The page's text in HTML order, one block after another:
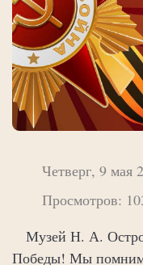
Четверг, 9 мая
Просмотров:
Музей Н. А.
Победы! Мы помним